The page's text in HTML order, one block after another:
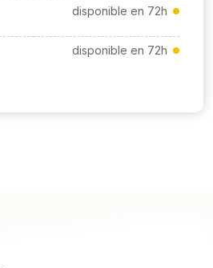
disponible en 72h
disponible en 72h